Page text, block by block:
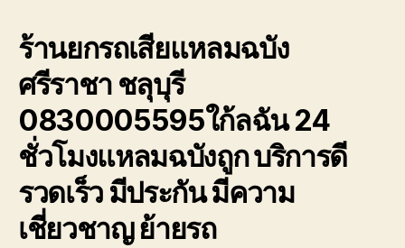
0800628488
ฉบัง
ศรีราชา
0830005595
ใก้ล
ฉัน
ร้านยกรถเสียแหลมฉบัง
ศรีราชา ชลุบุรี
0830005595ใก้ลฉัน 24
ชั่วโมงแหลมฉบังถูก บริการดี
รวดเร็ว มีประกัน มีความ
เชี่ยวชาญ ย้ายรถ